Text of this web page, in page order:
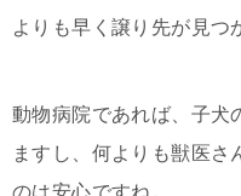
よりも早く譲り先が見つ
動物病院であれば、子犬
ますし、何よりも獣医さ
のは安心ですね。